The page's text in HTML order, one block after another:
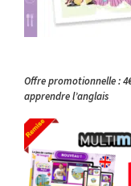
Offre promotionnelle :
apprendre l’anglais